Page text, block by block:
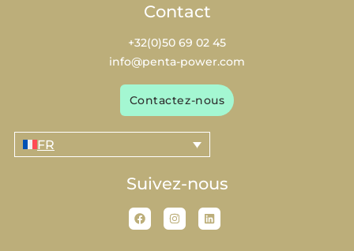
Contact
+32(0)50 69 02 45
info@penta-power.com
Contactez-nous
FR
Suivez-nous